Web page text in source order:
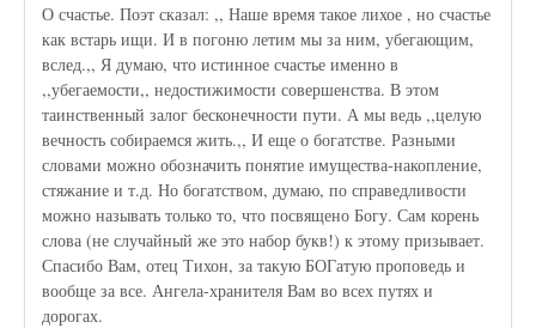
О счастье. Поэт сказал: ,, Наше время такое лихое , но счастье
как встарь ищи. И в погоню летим мы за ним, убегающим,
вслед.,, Я думаю, что истинное счастье именно в
,,убегаемости,, недостижимости совершенства. В этом
таинственный залог бесконечности пути. А мы ведь ,,целую
вечность собираемся жить.,, И еще о богатстве. Разными
словами можно обозначить понятие имущества-накопление,
стяжание и т.д. Но богатством, думаю, по справедливости
можно называть только то, что посвящено Богу. Сам корень
слова (не случайный же это набор букв!) к этому призывает.
Спасибо Вам, отец Тихон, за такую БОГатую проповедь и
вообще за все. Ангела-хранителя Вам во всех путях и
дорогах.